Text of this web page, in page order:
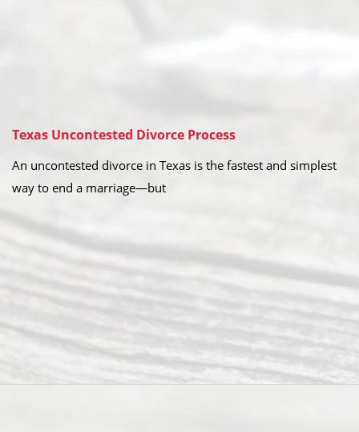
Texas Uncontested Divorce Process
An uncontested divorce in Texas is the fastest and simplest
way to end a marriage—but